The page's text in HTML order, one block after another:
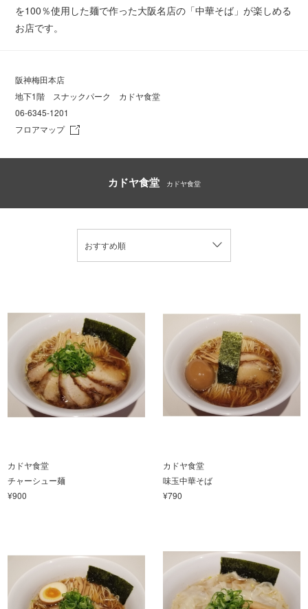
を100％使用した麺で作った大阪名店の「中華そば」が楽しめる
お店です。
阪神梅田本店
地下1階 スナックパーク カドヤ食堂
06-6345-1201
フロアマップ
カドヤ食堂 カドヤ食堂
おすすめ順
カドヤ食堂
チャーシュー麺
¥900
カドヤ食堂
味玉中華そば
¥790